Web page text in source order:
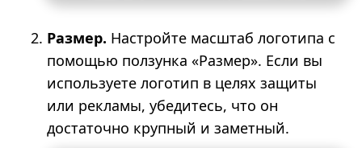
Размер. Настройте масштаб логотипа с
помощью ползунка «Размер». Если вы
используете логотип в целях защиты
или рекламы, убедитесь, что он
достаточно крупный и заметный.